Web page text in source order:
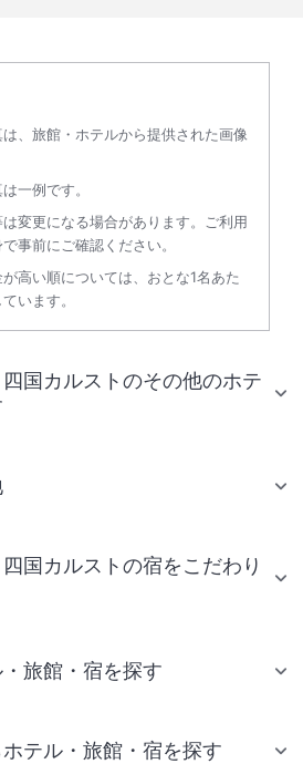
、旅館・ホテルから提供された画像
一例です。
は変更になる場合があります。ご利用
事前にご確認ください。
高い順については、おとな1名あた
います。
国カルストのその他のホテ
国カルストの宿をこだわり
旅館・宿を探す
テル・旅館・宿を探す